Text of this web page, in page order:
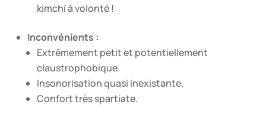
kimchi à volonté !
Inconvénients :
Extrêmement petit et potentiellement
claustrophobique.
Insonorisation quasi inexistante.
Confort très spartiate.